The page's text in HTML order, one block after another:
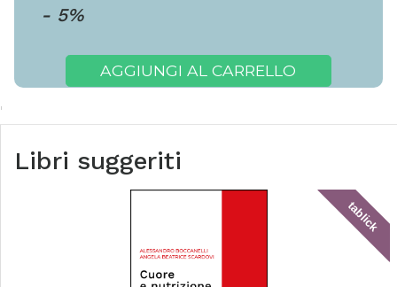
- 5%
AGGIUNGI AL CARRELLO
Libri suggeriti
tablick